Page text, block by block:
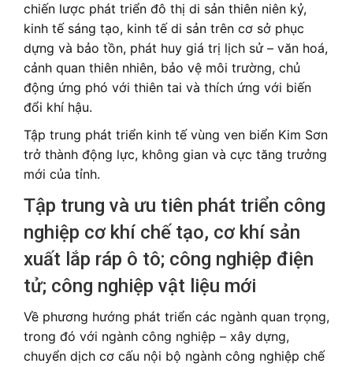
chiến lược phát triển đô thị di sản thiên niên kỷ,
kinh tế sáng tạo, kinh tế di sản trên cơ sở phục
dựng và bảo tồn, phát huy giá trị lịch sử – văn hoá,
cảnh quan thiên nhiên, bảo vệ môi trường, chủ
động ứng phó với thiên tai và thích ứng với biến
đổi khí hậu.
Tập trung phát triển kinh tế vùng ven biển Kim Sơn
trở thành động lực, không gian và cực tăng trưởng
mới của tỉnh.
Tập trung và ưu tiên phát triển công
nghiệp cơ khí chế tạo, cơ khí sản
xuất lắp ráp ô tô; công nghiệp điện
tử; công nghiệp vật liệu mới
Về phương hướng phát triển các ngành quan trọng,
trong đó với ngành công nghiệp – xây dựng,
chuyển dịch cơ cấu nội bộ ngành công nghiệp chế